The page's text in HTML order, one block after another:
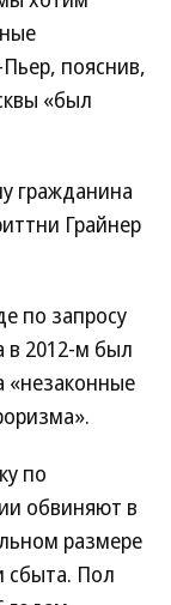
пояснив,
«был
гражданина
Грайнер
по запросу
в 2012-м был
«незаконные
по
обвиняют в
размере
сбыта. Пол